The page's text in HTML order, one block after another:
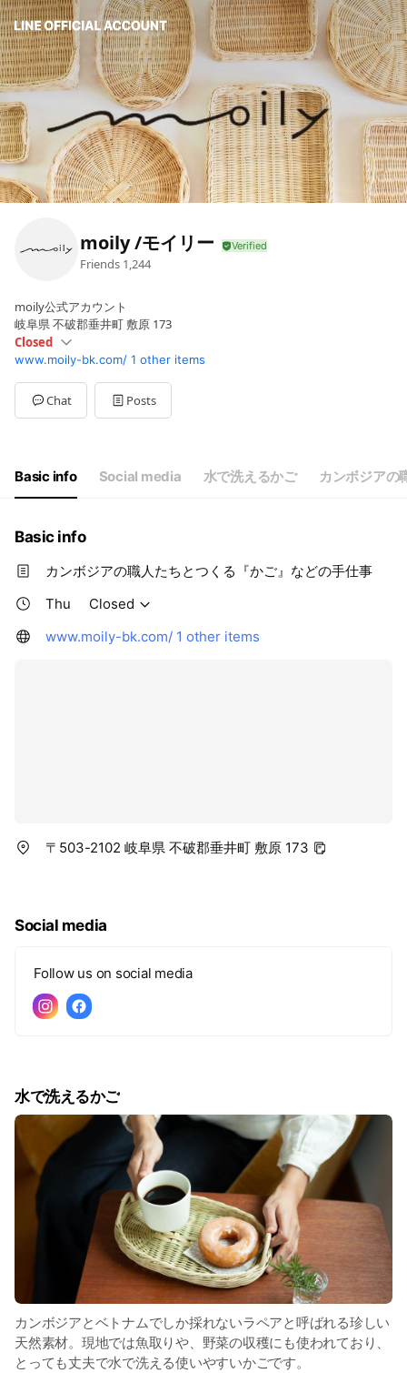
moily /モイリー
Friends 1,244
moily公式アカウント
岐阜県 不破郡垂井町 敷原 173
Closed
Sun13:00 - 17:00
MonClosed
TueClosed
WedClosed
13:00 - 17:00
www.moily-bk.com/ 1 other items
Chat Posts
Basic info Social media 水で洗えるかご カンボジアの
Basic info
カンボジアの職人たちとつくる『かご』などの手仕事
Thu
Closed
www.moily-bk.com/ 1 other items
〒503-2102 岐阜県 不破郡垂井町 敷原 173
Social media
Follow us on social media
水で洗えるかご
カンボジアとベトナムでしか採れないラペアと呼ばれる珍しい
天然素材。現地では魚取りや、野菜の収穫にも使われており、
とっても丈夫で水で洗える使いやすいかごです。